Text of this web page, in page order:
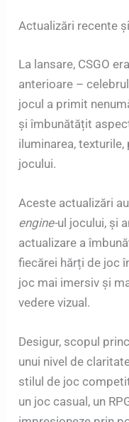
Actualizări recente
La lansare, CSGO
anterioare –
jocul a primit
și îmbunătățit
iluminarea,
jocului.
Aceste actualizări
engine-ul jocului, și
actualizare a
fiecărei hărți de joc
joc mai imersiv și
vedere vizual.
Desigur, scopul
unui nivel de
stilul de joc
un joc casual, un